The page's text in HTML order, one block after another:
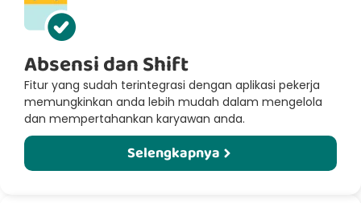
Absensi dan Shift
Fitur yang sudah terintegrasi dengan aplikasi pekerja
memungkinkan anda lebih mudah dalam mengelola
dan mempertahankan karyawan anda.
Selengkapnya